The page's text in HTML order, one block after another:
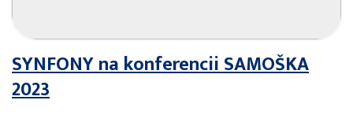
SYNFONY na konferencii SAMOŠKA
2023